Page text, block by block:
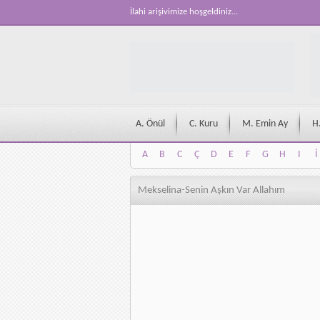
İlahi arişivimize hoşgeldiniz...
A. Önül C. Kuru M. Emin Ay
A B C Ç D E F G H I İ
A
B C Ç D E F G H I İ
Mekselina-Senin Aşkın Var Allahım